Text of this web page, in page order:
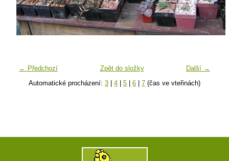
← Předchozí Další →
Zpět do složky
Automatické procházení: 3 | 4 | 5 | 6 | 7 (čas ve vteřinách)